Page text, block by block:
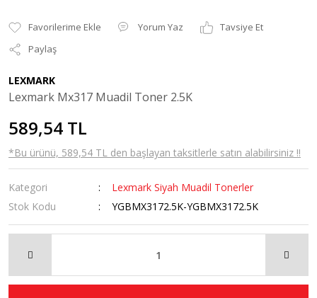
Yorum Yaz
Tavsiye Et
Paylaş
LEXMARK
Lexmark Mx317 Muadil Toner 2.5K
589,54 TL
*Bu ürünü, 589,54 TL den başlayan taksitlerle satın alabilirsiniz !!
Kategori
Lexmark Siyah Muadil Tonerler
Stok Kodu
YGBMX3172.5K-YGBMX3172.5K